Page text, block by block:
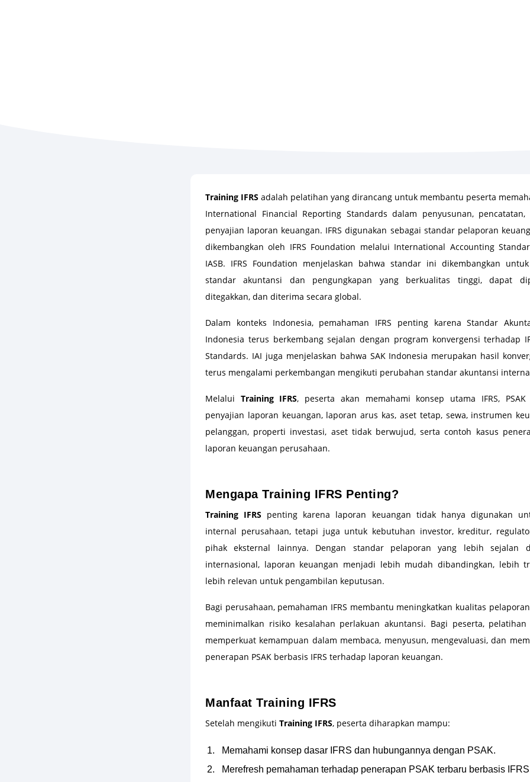
Training IFRS adalah pelatihan yang dirancang untuk membantu peserta
International Financial Reporting Standards dalam penyusunan,
penyajian laporan keuangan. IFRS digunakan sebagai standar pelaporan
dikembangkan oleh IFRS Foundation melalui International Accounting
IASB. IFRS Foundation menjelaskan bahwa standar ini dikembangkan
standar akuntansi dan pengungkapan yang berkualitas tinggi, dapat
ditegakkan, dan diterima secara global.
Dalam konteks Indonesia, pemahaman IFRS penting karena Standar
Indonesia terus berkembang sejalan dengan program konvergensi terhadap
Standards. IAI juga menjelaskan bahwa SAK Indonesia merupakan hasil
terus mengalami perkembangan mengikuti perubahan standar akuntansi
Melalui Training IFRS, peserta akan memahami konsep utama IFRS, PSAK
penyajian laporan keuangan, laporan arus kas, aset tetap, sewa, instrumen
pelanggan, properti investasi, aset tidak berwujud, serta contoh kasus
laporan keuangan perusahaan.
Mengapa Training IFRS Penting?
Training IFRS penting karena laporan keuangan tidak hanya digunakan
internal perusahaan, tetapi juga untuk kebutuhan investor, kreditur,
pihak eksternal lainnya. Dengan standar pelaporan yang lebih sejalan
internasional, laporan keuangan menjadi lebih mudah dibandingkan, lebih
lebih relevan untuk pengambilan keputusan.
Bagi perusahaan, pemahaman IFRS membantu meningkatkan kualitas
meminimalkan risiko kesalahan perlakuan akuntansi. Bagi peserta,
memperkuat kemampuan dalam membaca, menyusun, mengevaluasi, dan
penerapan PSAK berbasis IFRS terhadap laporan keuangan.
Manfaat Training IFRS
Setelah mengikuti Training IFRS, peserta diharapkan mampu:
Memahami konsep dasar IFRS dan hubungannya dengan PSAK.
Merefresh pemahaman terhadap penerapan PSAK terbaru berbasis